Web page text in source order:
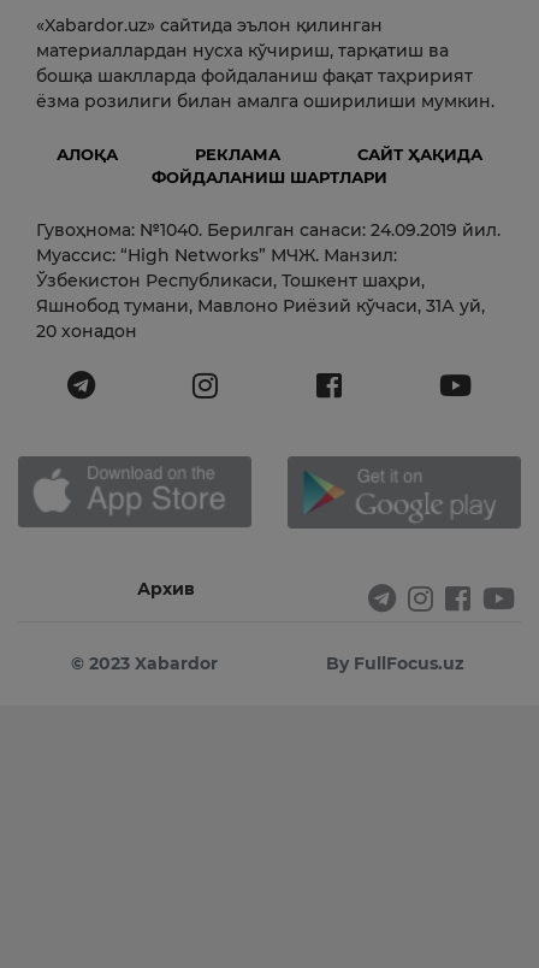
«Xabardor.uz» сайтида эълон қилинган
материаллардан нусха кўчириш, тарқатиш ва
бошқа шаклларда фойдаланиш фақат таҳририят
ёзма розилиги билан амалга оширилиши мумкин.
АЛОҚА РЕКЛАМА
САЙТ ҲАҚИДА
ФОЙДАЛАНИШ ШАРТЛАРИ
Гувоҳнома: №1040. Берилган санаси: 24.09.2019 йил.
Муассис: “High Networks” МЧЖ. Манзил:
Ўзбекистон Республикаси, Тошкент шаҳри,
Яшнобод тумани, Мавлоно Риёзий кўчаси, 31А уй,
20 хонадон
Архив
© 2023 Xabardor By FullFocus.uz